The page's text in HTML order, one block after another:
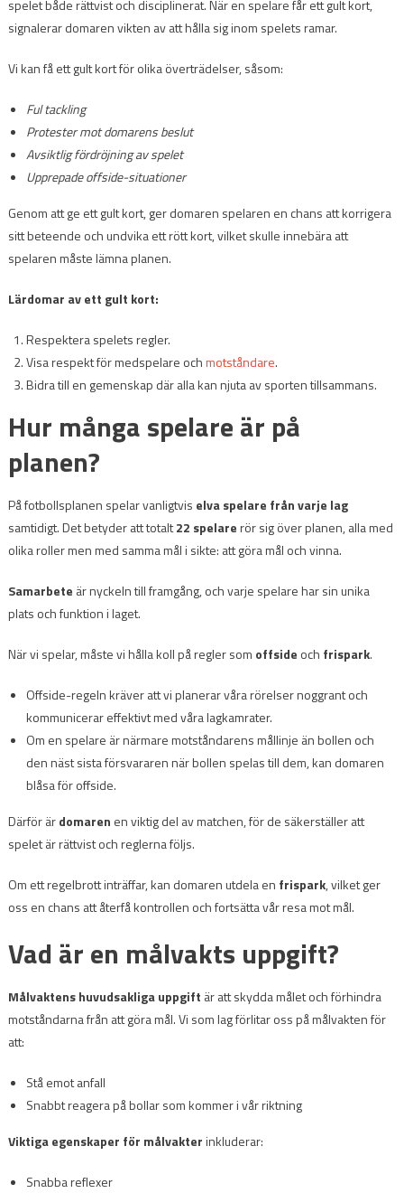
spelet både rättvist och disciplinerat. När en spelare får ett gult kort,
signalerar domaren vikten av att hålla sig inom spelets ramar.
Vi kan få ett gult kort för olika överträdelser, såsom:
Ful tackling
Protester mot domarens beslut
Avsiktlig fördröjning av spelet
Upprepade offside-situationer
Genom att ge ett gult kort, ger domaren spelaren en chans att korrigera
sitt beteende och undvika ett rött kort, vilket skulle innebära att
spelaren måste lämna planen.
Lärdomar av ett gult kort:
Respektera spelets regler.
Visa respekt för medspelare ochmotståndare.
Bidra till en gemenskap där alla kan njuta av sporten tillsammans.
Hur många spelare är på
planen?
På fotbollsplanen spelar vanligtvis elva spelare från varje lag
samtidigt. Det betyder att totalt22 spelarerör sig över planen, alla med
olika roller men med samma mål i sikte: att göra mål och vinna.
Samarbete är nyckeln till framgång, och varje spelare har sin unika
plats och funktion i laget.
När vi spelar, måste vi hålla koll på regler som offside och frispark.
Offside-regeln kräver att vi planerar våra rörelser noggrant och
kommunicerar effektivt med våra lagkamrater.
Om en spelare är närmare motståndarens mållinje än bollen och
den näst sista försvararen när bollen spelas till dem, kan domaren
blåsa för offside.
Därför ärdomaren en viktig del av matchen, för de säkerställer att
spelet är rättvist och reglerna följs.
Om ett regelbrott inträffar, kan domaren utdela en frispark, vilket ger
oss en chans att återfå kontrollen och fortsätta vår resa mot mål.
Vad är en målvakts uppgift?
Målvaktens huvudsakliga uppgift är att skydda målet och förhindra
motståndarna från att göra mål. Vi som lag förlitar oss på målvakten för
att:
Stå emot anfall
Snabbt reagera på bollar som kommer i vår riktning
Viktiga egenskaper för målvakterinkluderar:
Snabba reflexer